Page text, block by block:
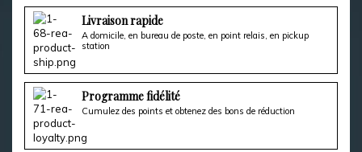
Livraison rapide
A domicile, en bureau de poste, en point relais, en pickup
station
Programme fidélité
Cumulez des points et obtenez des bons de réduction